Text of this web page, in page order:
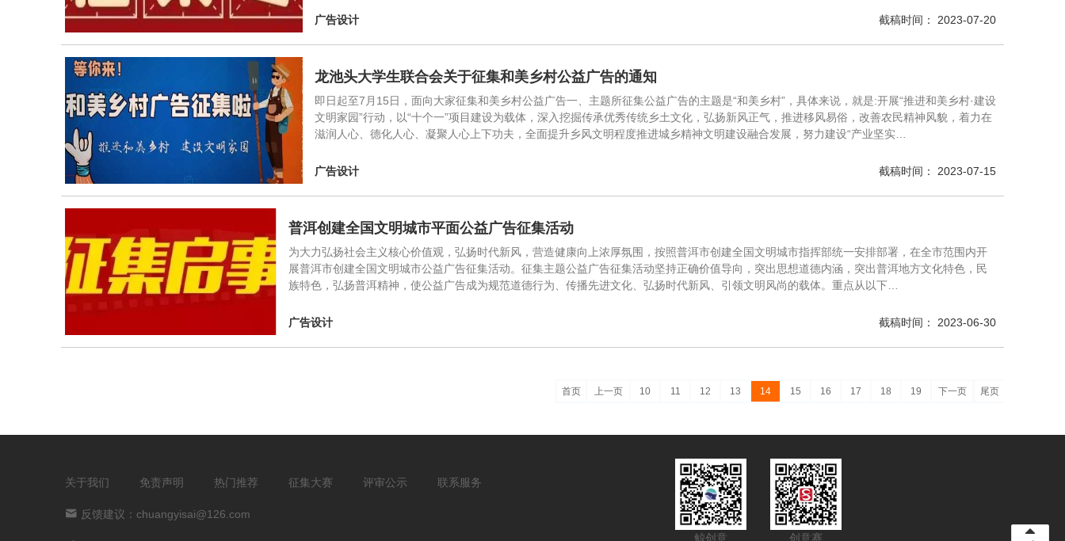
广告设计 截稿时间： 2023-07-20
龙池头大学生联合会关于征集和美乡村公益广告的通知
即日起至7月15日，面向大家征集和美乡村公益广告一、主题所征集公益广告的主题是“和美乡村”，具体来说，就是:开展“推进和美乡村·建设
文明家园”行动，以“十个一”项目建设为载体，深入挖掘传承优秀传统乡土文化，弘扬新风正气，推进移风易俗，改善农民精神风貌，着力在
滋润人心、德化人心、凝聚人心上下功夫，全面提升乡风文明程度推进城乡精神文明建设融合发展，努力建设“产业坚实…
广告设计 截稿时间： 2023-07-15
普洱创建全国文明城市平面公益广告征集活动
为大力弘扬社会主义核心价值观，弘扬时代新风，营造健康向上浓厚氛围，按照普洱市创建全国文明城市指挥部统一安排部署，在全市范围内开
展普洱市创建全国文明城市公益广告征集活动。征集主题公益广告征集活动坚持正确价值导向，突出思想道德内涵，突出普洱地方文化特色，民
族特色，弘扬普洱精神，使公益广告成为规范道德行为、传播先进文化、弘扬时代新风、引领文明风尚的载体。重点从以下…
广告设计 截稿时间： 2023-06-30
首页 上一页 10 11 12 13 14 15 16 17 18 19 下一页 尾页
关于我们 免责声明 热门推荐 征集大赛 评审公示 联系服务
反馈建议：chuangyisai@126.com
鲸创意 创意赛